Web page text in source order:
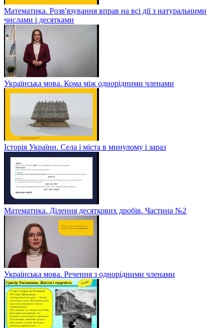
Математика. Розв'язування вправ на всі дії з натуральними
числами і десятками
Українська мова. Кома між однорідними членами
Історія України. Села і міста в минулому і зараз
Математика. Ділення десяткових дробів. Частина №2
Українська мова. Речення з однорідними членами